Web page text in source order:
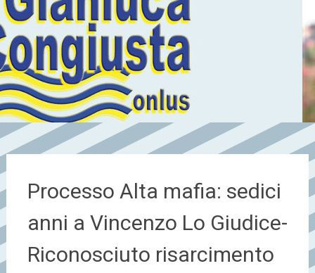
Processo Alta mafia: sedici
anni a Vincenzo Lo Giudice-
Riconosciuto risarcimento